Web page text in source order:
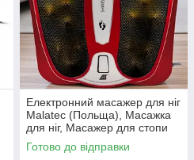
Електронний масажер для ніг
Malatec (Польща), Масажка
для ніг, Масажер для стопи
ніг, Масажер для м'язів ніг
електричний, RYH
Готово до відправки